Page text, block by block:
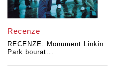
Recenze
RECENZE: Monument Linkin
Park bourat...